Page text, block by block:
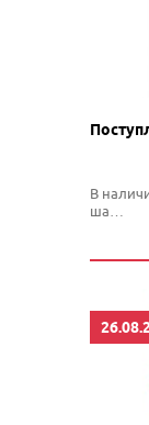
В
ша…